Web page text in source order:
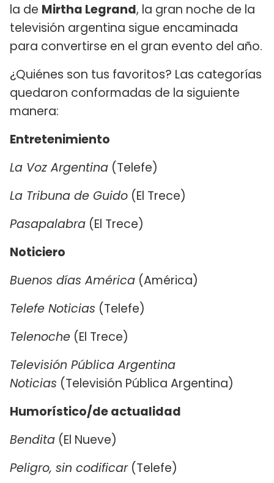
la de Mirtha Legrand, la gran noche de la
televisión argentina sigue encaminada
para convertirse en el gran evento del año.
¿Quiénes son tus favoritos? Las categorías
quedaron conformadas de la siguiente
manera:
Entretenimiento
La Voz Argentina (Telefe)
La Tribuna de Guido (El Trece)
Pasapalabra (El Trece)
Noticiero
Buenos días América (América)
Telefe Noticias (Telefe)
Telenoche (El Trece)
Televisión Pública Argentina
Noticias (Televisión Pública Argentina)
Humorístico/de actualidad
Bendita (El Nueve)
Peligro, sin codificar(Telefe)